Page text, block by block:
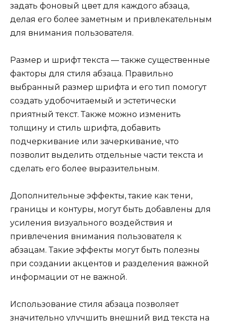
задать фоновый цвет для каждого абзаца,
делая его более заметным и привлекательным
для внимания пользователя.
Размер и шрифт текста — также существенные
факторы для стиля абзаца. Правильно
выбранный размер шрифта и его тип помогут
создать удобочитаемый и эстетически
приятный текст. Также можно изменить
толщину и стиль шрифта, добавить
подчеркивание или зачеркивание, что
позволит выделить отдельные части текста и
сделать его более выразительным.
Дополнительные эффекты, такие как тени,
границы и контуры, могут быть добавлены для
усиления визуального воздействия и
привлечения внимания пользователя к
абзацам. Такие эффекты могут быть полезны
при создании акцентов и разделения важной
информации от не важной.
Использование стиля абзаца позволяет
значительно улучшить внешний вид текста на